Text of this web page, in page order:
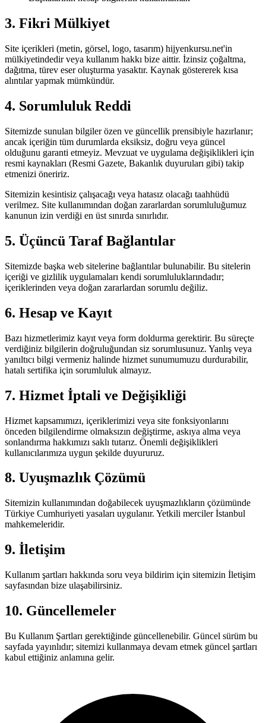
3. Fikri Mülkiyet
Site içerikleri (metin, görsel, logo, tasarım) hijyenkursu.net'in
mülkiyetindedir veya kullanım hakkı bize aittir. İzinsiz çoğaltma,
dağıtma, türev eser oluşturma yasaktır. Kaynak göstererek kısa
alıntılar yapmak mümkündür.
4. Sorumluluk Reddi
Sitemizde sunulan bilgiler özen ve güncellik prensibiyle hazırlanır;
ancak içeriğin tüm durumlarda eksiksiz, doğru veya güncel
olduğunu garanti etmeyiz. Mevzuat ve uygulama değişiklikleri için
resmi kaynakları (Resmi Gazete, Bakanlık duyuruları gibi) takip
etmenizi öneririz.
Sitemizin kesintisiz çalışacağı veya hatasız olacağı taahhüdü
verilmez. Site kullanımından doğan zararlardan sorumluluğumuz
kanunun izin verdiği en üst sınırda sınırlıdır.
5. Üçüncü Taraf Bağlantılar
Sitemizde başka web sitelerine bağlantılar bulunabilir. Bu sitelerin
içeriği ve gizlilik uygulamaları kendi sorumluluklarındadır;
içeriklerinden veya doğan zararlardan sorumlu değiliz.
6. Hesap ve Kayıt
Bazı hizmetlerimiz kayıt veya form doldurma gerektirir. Bu süreçte
verdiğiniz bilgilerin doğruluğundan siz sorumlusunuz. Yanlış veya
yanıltıcı bilgi vermeniz halinde hizmet sunumumuzu durdurabilir,
hatalı sertifika için sorumluluk almayız.
7. Hizmet İptali ve Değişikliği
Hizmet kapsamımızı, içeriklerimizi veya site fonksiyonlarını
önceden bilgilendirme olmaksızın değiştirme, askıya alma veya
sonlandırma hakkımızı saklı tutarız. Önemli değişiklikleri
kullanıcılarımıza uygun şekilde duyururuz.
8. Uyuşmazlık Çözümü
Sitemizin kullanımından doğabilecek uyuşmazlıkların çözümünde
Türkiye Cumhuriyeti yasaları uygulanır. Yetkili merciler İstanbul
mahkemeleridir.
9. İletişim
Kullanım şartları hakkında soru veya bildirim için sitemizin İletişim
sayfasından bize ulaşabilirsiniz.
10. Güncellemeler
Bu Kullanım Şartları gerektiğinde güncellenebilir. Güncel sürüm bu
sayfada yayınlıdır; sitemizi kullanmaya devam etmek güncel şartları
kabul ettiğiniz anlamına gelir.